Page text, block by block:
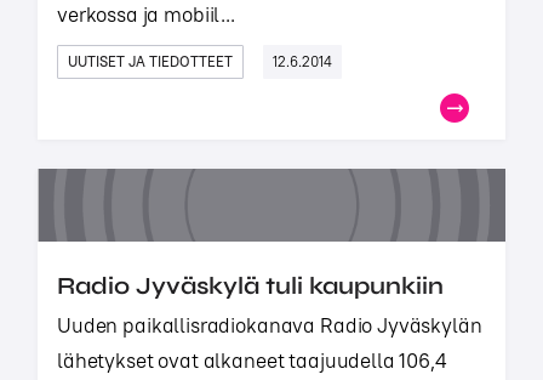
verkossa ja mobiil...
UUTISET JA TIEDOTTEET 12.6.2014
Radio Jyväskylä tuli kaupunkiin
Uuden paikallisradiokanava Radio Jyväskylän
lähetykset ovat alkaneet taajuudella 106,4